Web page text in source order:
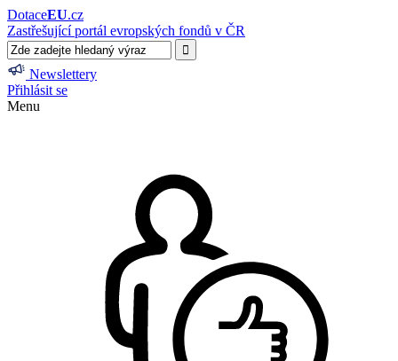
DotaceEU.cz
Zastřešující portál evropských fondů v ČR
Newslettery
Přihlásit se
Menu